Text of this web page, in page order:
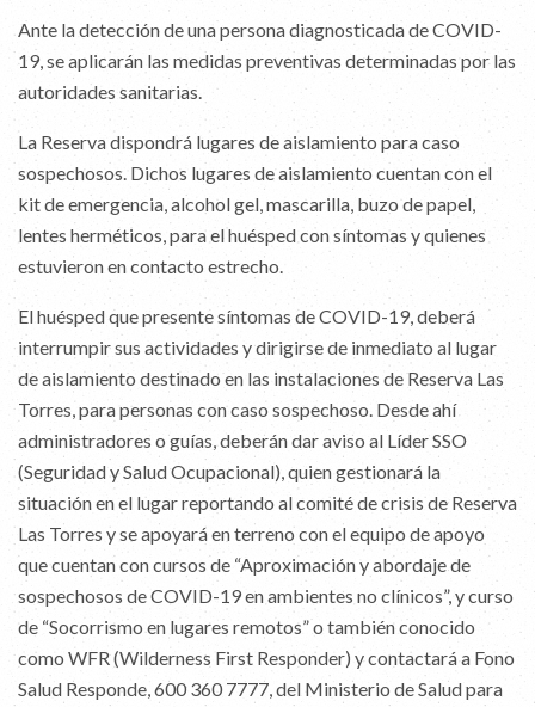
Ante la detección de una persona diagnosticada de COVID-
19, se aplicarán las medidas preventivas determinadas por las
autoridades sanitarias.
La Reserva dispondrá lugares de aislamiento para caso
sospechosos. Dichos lugares de aislamiento cuentan con el
kit de emergencia, alcohol gel, mascarilla, buzo de papel,
lentes herméticos, para el huésped con síntomas y quienes
estuvieron en contacto estrecho.
El huésped que presente síntomas de COVID-19, deberá
interrumpir sus actividades y dirigirse de inmediato al lugar
de aislamiento destinado en las instalaciones de Reserva Las
Torres, para personas con caso sospechoso. Desde ahí
administradores o guías, deberán dar aviso al Líder SSO
(Seguridad y Salud Ocupacional), quien gestionará la
situación en el lugar reportando al comité de crisis de Reserva
Las Torres y se apoyará en terreno con el equipo de apoyo
que cuentan con cursos de “Aproximación y abordaje de
sospechosos de COVID-19 en ambientes no clínicos”, y curso
de “Socorrismo en lugares remotos” o también conocido
como WFR (Wilderness First Responder) y contactará a Fono
Salud Responde, 600 360 7777, del Ministerio de Salud para